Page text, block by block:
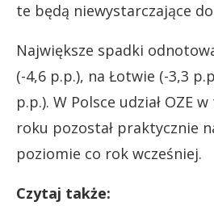
te będą niewystarczające
Największe spadki
(-4,6 p.p.), na Łotwie (-3,3
p.p.). W Polsce udział OZE
roku pozostał praktycznie
poziomie co rok wcześniej.
Czytaj także: